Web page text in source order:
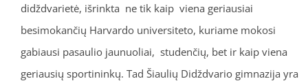
didždvarietė, išrinkta ne tik kaip viena geriausiai
besimokančių Harvardo universiteto, kuriame mokosi
gabiausi pasaulio jaunuoliai, studenčių, bet ir kaip viena
geriausių sportininkų. Tad Šiaulių Didždvario gimnazija yra